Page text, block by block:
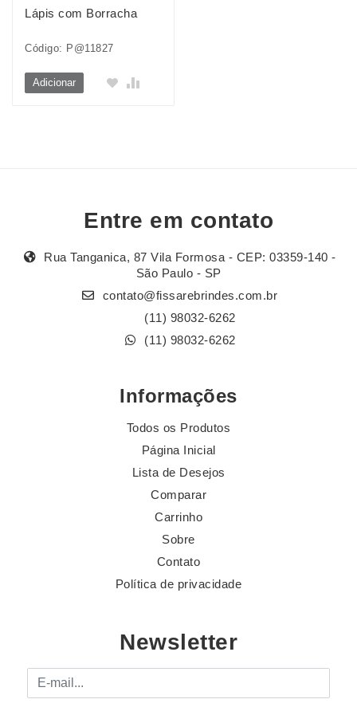
Lápis com Borracha
Código: P@11827
Adicionar
Entre em contato
Rua Tanganica, 87 Vila Formosa - CEP: 03359-140 -
São Paulo - SP
contato@fissarebrindes.com.br
(11) 98032-6262
(11) 98032-6262
Informações
Todos os Produtos
Página Inicial
Lista de Desejos
Comparar
Carrinho
Sobre
Contato
Política de privacidade
Newsletter
E-mail